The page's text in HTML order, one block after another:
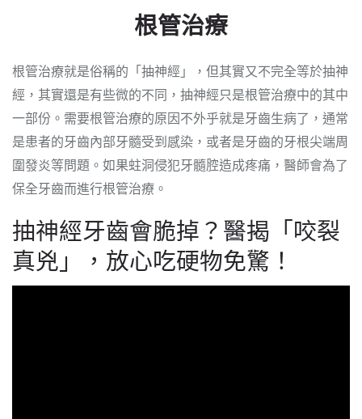
根管治療
根管治療就是俗稱的「抽神經」，但其實又不完全等於抽神
經，其實還是有些微的不同，抽神經只是根管治療中的其中
一部份。需要根管治療的原因不外乎就是牙齒生病了，通常
是患者的牙齒內部牙髓受到感染，或者是牙齒的牙根尖端周
圍發炎等問題。如果蛀洞侵犯牙髓腔造成疼痛，醫師會為了
保全牙齒而進行根管治療。
抽神經牙齒會脆掉？醫揭「咬裂
真兇」，放心吃硬物免驚！